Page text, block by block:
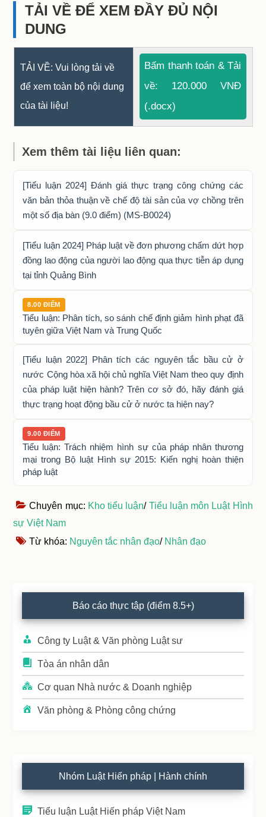
TẢI VỀ ĐỂ XEM ĐẦY ĐỦ NỘI
DUNG
TẢI VỀ: Vui lòng tải về
để xem toàn bộ nội dung
của tài liệu!
Bấm thanh toán & Tải
về: 120.000 VNĐ
(.docx)
Xem thêm tài liệu liên quan:
[Tiểu luận 2024] Đánh giá thực trạng công chứng các
văn bản thỏa thuận về chế độ tài sản của vợ chồng trên
một số địa bàn (9.0 điểm) (MS-B0024)
[Tiểu luận 2024] Pháp luật về đơn phương chấm dứt hợp
đồng lao động của người lao động qua thực tiễn áp dụng
tại tỉnh Quảng Bình
8.00 ĐIỂM
Tiểu luận: Phân tích, so sánh chế định giảm hình phạt đã
tuyên giữa Việt Nam và Trung Quốc
[Tiểu luận 2022] Phân tích các nguyên tắc bầu cử ở
nước Cộng hòa xã hội chủ nghĩa Việt Nam theo quy định
của pháp luật hiện hành? Trên cơ sở đó, hãy đánh giá
thực trạng hoạt động bầu cử ở nước ta hiện nay?
9.00 ĐIỂM
Tiểu luận: Trách nhiệm hình sự của pháp nhân thương
mại trong Bộ luật Hình sự 2015: Kiến nghị hoàn thiện
pháp luật
Chuyên mục: Kho tiểu luận/ Tiểu luận môn Luật Hình
sự Việt Nam
Từ khóa: Nguyên tắc nhân đạo/ Nhân đạo
Primary
Sidebar
Báo cáo thực tập (điểm 8.5+)
Công ty Luật & Văn phòng Luật sư
Tòa án nhân dân
Cơ quan Nhà nước & Doanh nghiệp
Văn phòng & Phòng công chứng
Nhóm Luật Hiến pháp | Hành chính
Tiểu luận Luật Hiến pháp Việt Nam